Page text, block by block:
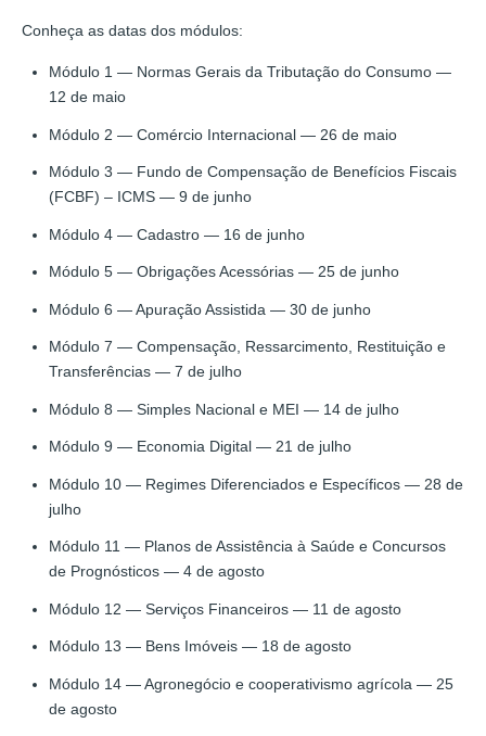
Conheça as datas dos módulos:
Módulo 1 — Normas Gerais da Tributação do Consumo —
12 de maio
Módulo 2 — Comércio Internacional — 26 de maio
Módulo 3 — Fundo de Compensação de Benefícios Fiscais
(FCBF) – ICMS — 9 de junho
Módulo 4 — Cadastro — 16 de junho
Módulo 5 — Obrigações Acessórias — 25 de junho
Módulo 6 — Apuração Assistida — 30 de junho
Módulo 7 — Compensação, Ressarcimento, Restituição e
Transferências — 7 de julho
Módulo 8 — Simples Nacional e MEI — 14 de julho
Módulo 9 — Economia Digital — 21 de julho
Módulo 10 — Regimes Diferenciados e Específicos — 28 de
julho
Módulo 11 — Planos de Assistência à Saúde e Concursos
de Prognósticos — 4 de agosto
Módulo 12 — Serviços Financeiros — 11 de agosto
Módulo 13 — Bens Imóveis — 18 de agosto
Módulo 14 — Agronegócio e cooperativismo agrícola — 25
de agosto